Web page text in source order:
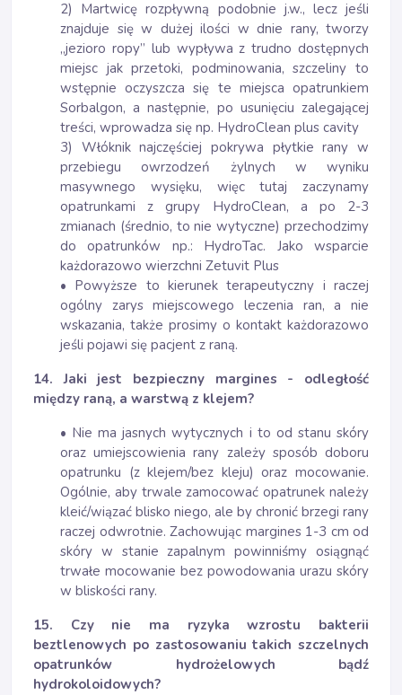
2) Martwicę rozpływną podobnie j.w., lecz jeśli
znajduje się w dużej ilości w dnie rany, tworzy
„jezioro ropy” lub wypływa z trudno dostępnych
miejsc jak przetoki, podminowania, szczeliny to
wstępnie oczyszcza się te miejsca opatrunkiem
Sorbalgon, a następnie, po usunięciu zalegającej
treści, wprowadza się np. HydroClean plus cavity
3) Włóknik najczęściej pokrywa płytkie rany w
przebiegu owrzodzeń żylnych w wyniku
masywnego wysięku, więc tutaj zaczynamy
opatrunkami z grupy HydroClean, a po 2-3
zmianach (średnio, to nie wytyczne) przechodzimy
do opatrunków np.: HydroTac. Jako wsparcie
każdorazowo wierzchni Zetuvit Plus
• Powyższe to kierunek terapeutyczny i raczej
ogólny zarys miejscowego leczenia ran, a nie
wskazania, także prosimy o kontakt każdorazowo
jeśli pojawi się pacjent z raną.
14. Jaki jest bezpieczny margines - odległość
między raną, a warstwą z klejem?
• Nie ma jasnych wytycznych i to od stanu skóry
oraz umiejscowienia rany zależy sposób doboru
opatrunku (z klejem/bez kleju) oraz mocowanie.
Ogólnie, aby trwale zamocować opatrunek należy
kleić/wiązać blisko niego, ale by chronić brzegi rany
raczej odwrotnie. Zachowując margines 1-3 cm od
skóry w stanie zapalnym powinniśmy osiągnąć
trwałe mocowanie bez powodowania urazu skóry
w bliskości rany.
15. Czy nie ma ryzyka wzrostu bakterii
beztlenowych po zastosowaniu takich szczelnych
opatrunków hydrożelowych bądź
hydrokoloidowych?